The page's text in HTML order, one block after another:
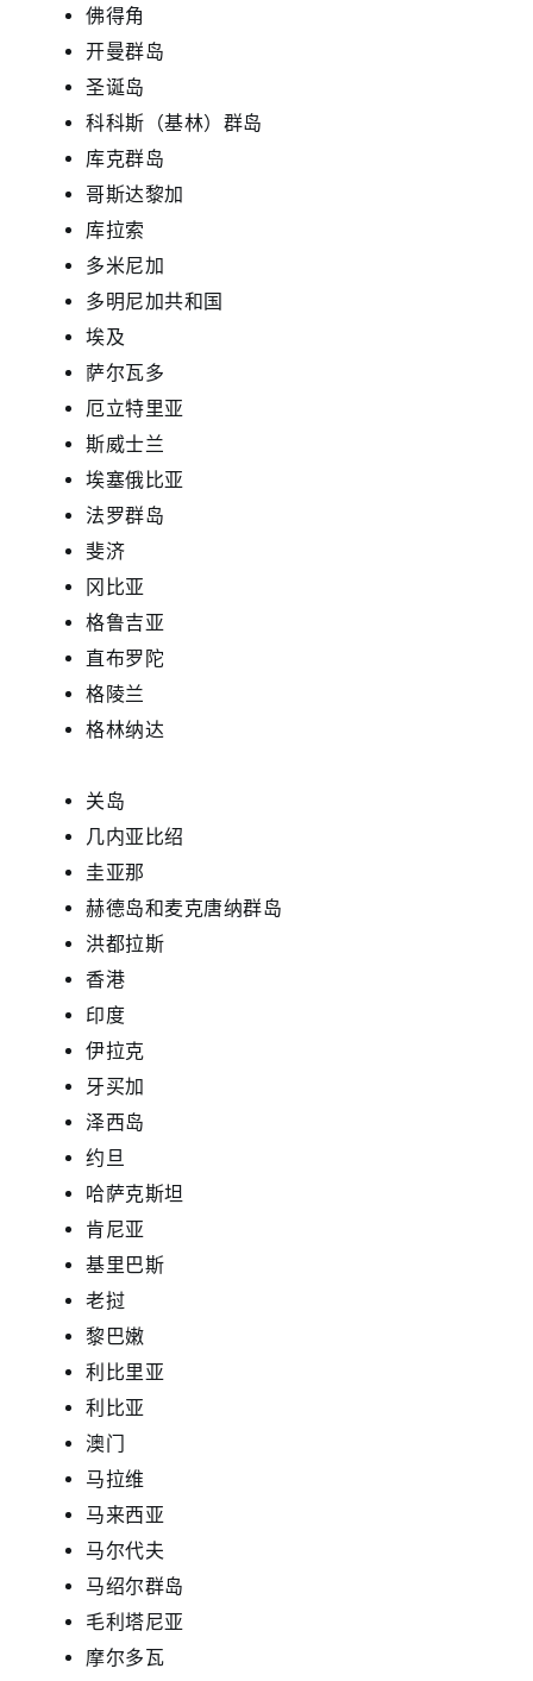
佛得角
开曼群岛
圣诞岛
科科斯（基林）群岛
库克群岛
哥斯达黎加
库拉索
多米尼加
多明尼加共和国
埃及
萨尔瓦多
厄立特里亚
斯威士兰
埃塞俄比亚
法罗群岛
斐济
冈比亚
格鲁吉亚
直布罗陀
格陵兰
格林纳达
关岛
几内亚比绍
圭亚那
赫德岛和麦克唐纳群岛
洪都拉斯
香港
印度
伊拉克
牙买加
泽西岛
约旦
哈萨克斯坦
肯尼亚
基里巴斯
老挝
黎巴嫩
利比里亚
利比亚
澳门
马拉维
马来西亚
马尔代夫
马绍尔群岛
毛利塔尼亚
摩尔多瓦